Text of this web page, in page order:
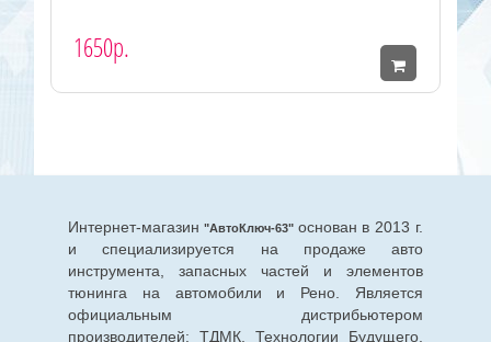
1650р.
Интернет-магазин "АвтоКлюч-63" основан в 2013 г.
и специализируется на продаже авто
инструмента, запасных частей и элементов
тюнинга на автомобили и Рено. Является
официальным дистрибьютером
производителей: ТДМК, Технологии Будущего,